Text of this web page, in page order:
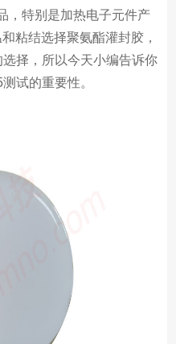
，特别是加热电子元件产
粘结选择聚氨酯灌封胶，
择，所以今天小编告诉你
试的重要性。